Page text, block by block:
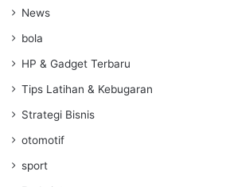
News
bola
HP & Gadget Terbaru
Tips Latihan & Kebugaran
Strategi Bisnis
otomotif
sport